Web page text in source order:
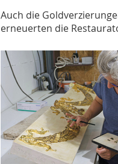
Auch die
erneuerten die